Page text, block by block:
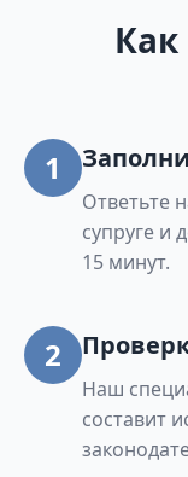
Как
1
Ответьте
супруге и
15 минут.
2
Наш
составит